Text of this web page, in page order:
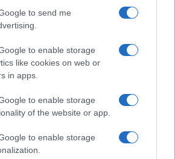
to send me
to enable storage
like cookies on web or
in apps.
to enable storage
of the website or app.
to enable storage
teen: linea editoriale, ruoli e